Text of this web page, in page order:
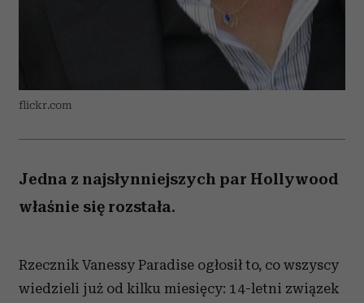
flickr.com
Jedna z najsłynniejszych par Hollywood
właśnie się rozstała.
Rzecznik Vanessy Paradise ogłosił to, co wszyscy
wiedzieli już od kilku miesięcy: 14-letni związek